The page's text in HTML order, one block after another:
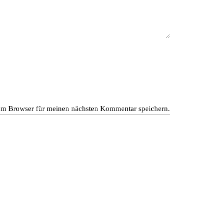
Browser für meinen nächsten Kommentar speichern.
gewerblichen und privaten Bereich. Das moderne
Zusammenspiel unseres interdisziplinären Teams
kreieren besondere Räume nach den Wünschen